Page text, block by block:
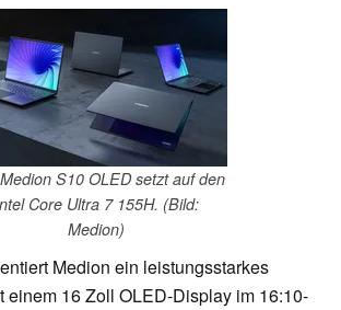
S10 OLED setzt auf den
Core Ultra 7 155H. (Bild:
Medion)
Medion ein leistungsstarkes
einem 16 Zoll OLED-Display im 16:10-